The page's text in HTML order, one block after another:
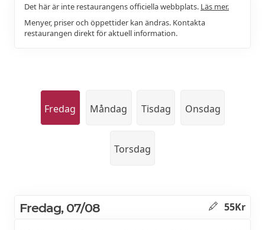
Det här är inte restaurangens officiella webbplats. Läs mer.
Menyer, priser och öppettider kan ändras. Kontakta
restaurangen direkt för aktuell information.
Fredag Måndag Tisdag Onsdag
Torsdag
Fredag, 07/08 55Kr